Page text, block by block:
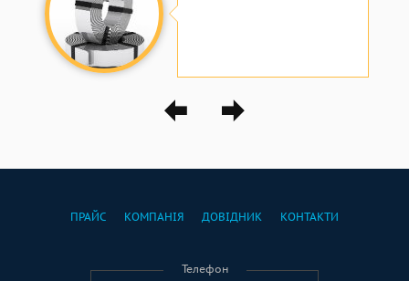
ПРАЙС КОМПАНІЯ ДОВІДНИК КОНТАКТИ
Телефон